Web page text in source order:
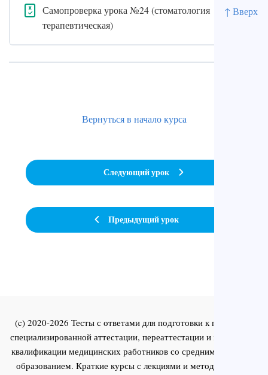
↑ Вверх
Самопроверка урока №24 (стоматология
терапевтическая)
Предыдущий урок
Вернуться в начало курса
Следующий урок
(c) 2020-2026 Тесты с ответами для подготовки к первичной
специализированной аттестации, переаттестации и повышения
квалификации медицинских работников со средним и высшим
образованием. Краткие курсы с лекциями и методическими